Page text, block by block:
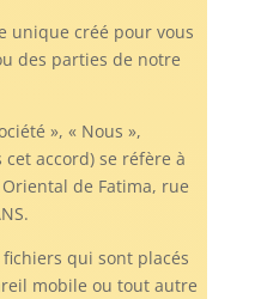
unique créé pour vous
des parties de notre
», « Nous »,
cet accord) se réfère à
Oriental de Fatima, rue
qui sont placés
mobile ou tout autre